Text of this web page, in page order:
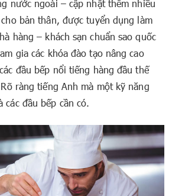
nước ngoài – cập nhật thêm nhiều
bản thân, được tuyển dụng làm
hàng – khách sạn chuẩn sao quốc
gia các khóa đào tạo nâng cao
đầu bếp nổi tiếng hàng đầu thế
ràng tiếng Anh mà một kỹ năng
các đầu bếp cần có.